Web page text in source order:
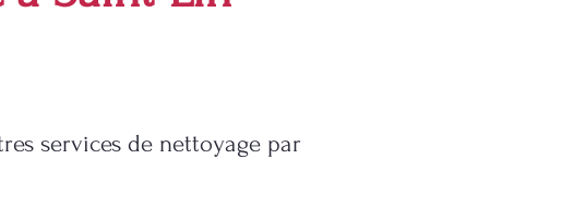
services de nettoyage par